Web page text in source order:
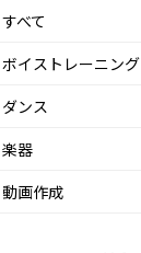
すべて
ボイストレーニング
ダンス
楽器
動画作成